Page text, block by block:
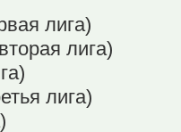
лига)
лига)
лига)